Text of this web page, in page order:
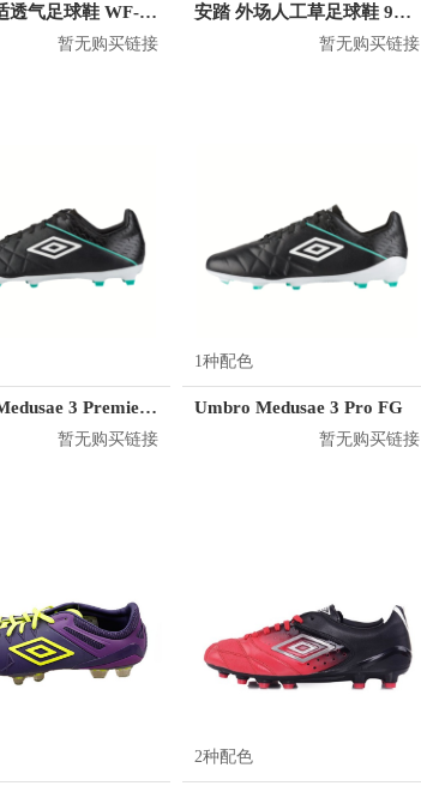
回力 舒适透气足球鞋 WF-42R
暂无购买链接
安踏 外场人工草足球鞋 91742205
暂无购买链接
Umbro Medusae 3 Premier FG
暂无购买链接
1种配色
Umbro Medusae 3 Pro FG
暂无购买链接
2种配色